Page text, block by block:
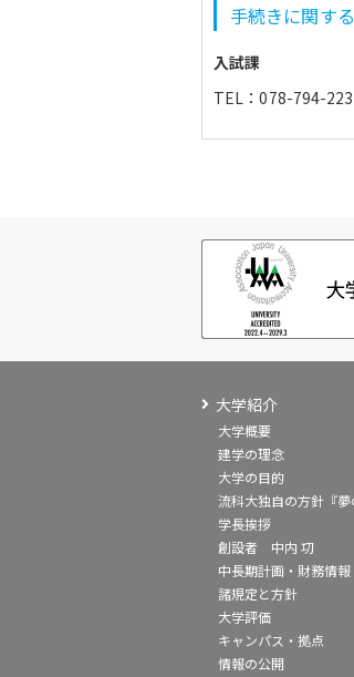
手続きに関す
入試課
TEL：078-794-
大学紹介
大学概要
建学の理念
大学の目的
流科大独自の方針『夢
学長挨拶
創設者 中内 㓛
中長期計画・財務情報
諸規定と方針
大学評価
キャンパス・拠点
情報の公開